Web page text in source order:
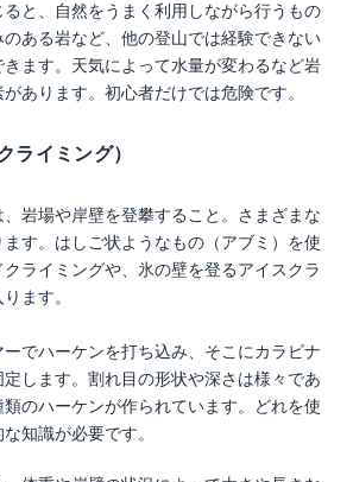
ると、自然をうまく利用しながら行うもの
ある岩など、他の登山では経験できない
ます。天気によって水量が変わるなど岩
あります。初心者だけでは危険です。
ライミング）
岩場や岸壁を登攀すること。さまざまな
す。はしご状ようなもの（アブミ）を使
ライミングや、氷の壁を登るアイスクラ
ます。
でハーケンを打ち込み、そこにカラビナ
します。割れ目の形状や深さは様々であ
のハーケンが作られています。どれを使
知識が必要です。